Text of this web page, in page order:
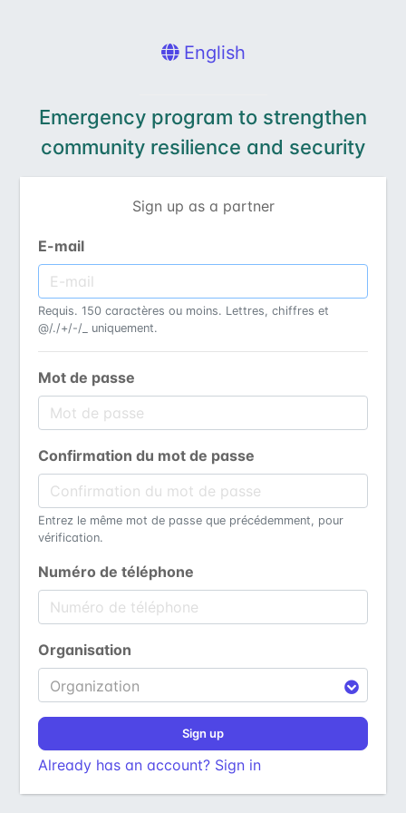
English
Emergency program to strengthen
community resilience and security
Sign up as a partner
E-mail
Requis. 150 caractères ou moins. Lettres, chiffres et
@/./+/-/_ uniquement.
Mot de passe
Confirmation du mot de passe
Entrez le même mot de passe que précédemment, pour
vérification.
Numéro de téléphone
Organisation
Organization
Sign up
Already has an account? Sign in